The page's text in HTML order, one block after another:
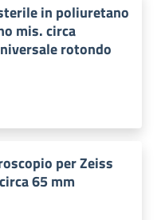
in poliuretano
mis. circa
rotondo
per Zeiss
65 mm